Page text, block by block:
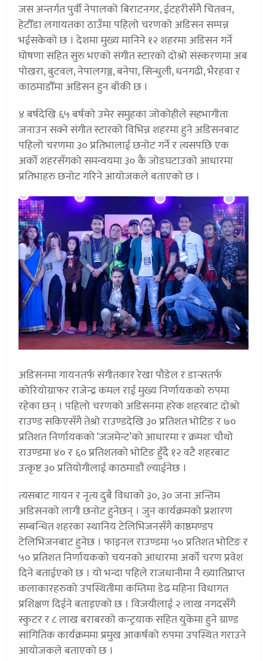
जस अन्तर्गत पुर्वी नेपालको बिराटनगर, ईटहरीसँगै चितवन,
हेटौँडा लगायतका ठाउँमा पहिलो चरणको अडिसन सम्पन्न
भईसकेको छ । देशमा मुख्य मानिने १२ शहरमा अडिसन गर्ने
घोषणा सहित सुरु भएको संगीत स्टारको दोश्रो संस्करणमा अब
पोखरा, बुटवल, नेपालगञ्ज, बनेपा, सिन्धुली, धनगढी, भैरहवा र
काठमाडौँमा अडिसन हुन बाँकी छ ।
४ बर्षदेखि ६५ बर्षको उमेर समुहका जोकोहीले सहभागीता
जनाउन सक्ने संगीत स्टारको विभिन्न शहरमा हुने अडिसनबाट
पहिलो चरणमा ३० प्रतिभालाई छनोट गर्ने र त्यसपछि एक
अर्को शहरसँगको समन्वयमा ३० कै जोडघटाउको आधारमा
प्रतिभाहरु छनोट गरिने आयोजकले बताएको छ ।
अडिसनमा गायनतर्फ संगीतकार रेखा पौडेल र डान्सतर्फ
कोरियोग्राफर राजेन्द्र कमल राई मुख्य निर्णायकको रुपमा
रहेका छन् । पहिलो चरणको अडिसनमा हरेक शहरबाट दोश्रो
राउण्ड सकिएसँगै तेश्रो राउण्डदेखि ३० प्रतिशत भोटिङ र ७०
प्रतिशत निर्णायकको ‘जजमेन्ट’को आधारमा र क्रमशः चौथो
राउण्डमा ४० र ६० प्रतिशतको भोटिङ हुँदै १२ वटै शहरबाट
उत्कृष्ट ३० प्रतियोगीलाई काठमाडौं ल्याईनेछ ।
त्यसबाट गायन र नृत्य दुबै विधाको ३०, ३० जना अन्तिम
अडिसनको लागी छनोट हुनेछन् । जुन कार्यक्रमको प्रशारण
सम्बन्धित शहरका स्थानिय टेलिभिजनसँगै काष्ठमण्डप
टेलिभिजनबाट हुनेछ । फाइनल राउण्डमा ५० प्रतिशत भोटिङ र
५० प्रतिशत निर्णायकको चयनको आधारमा अर्को चरण प्रवेश
दिने बताईएको छ । यो भन्दा पहिले राजधानीमा नै ख्यातिप्राप्त
कलाकारहरुको उपस्थितीमा कम्तिमा डेढ महिना विधागत
प्रशिक्षण दिईने बताइएको छ । विजयीलाई २ लाख नगदसँगै
स्कुटर र ८ लाख बराबरको कन्ट्रयाक सहित युकेमा हुने ग्राण्ड
सांगितिक कार्यक्रममा प्रमुख आकर्षको रुपमा उपस्थित गराउने
आयोजकले बताएको छ ।